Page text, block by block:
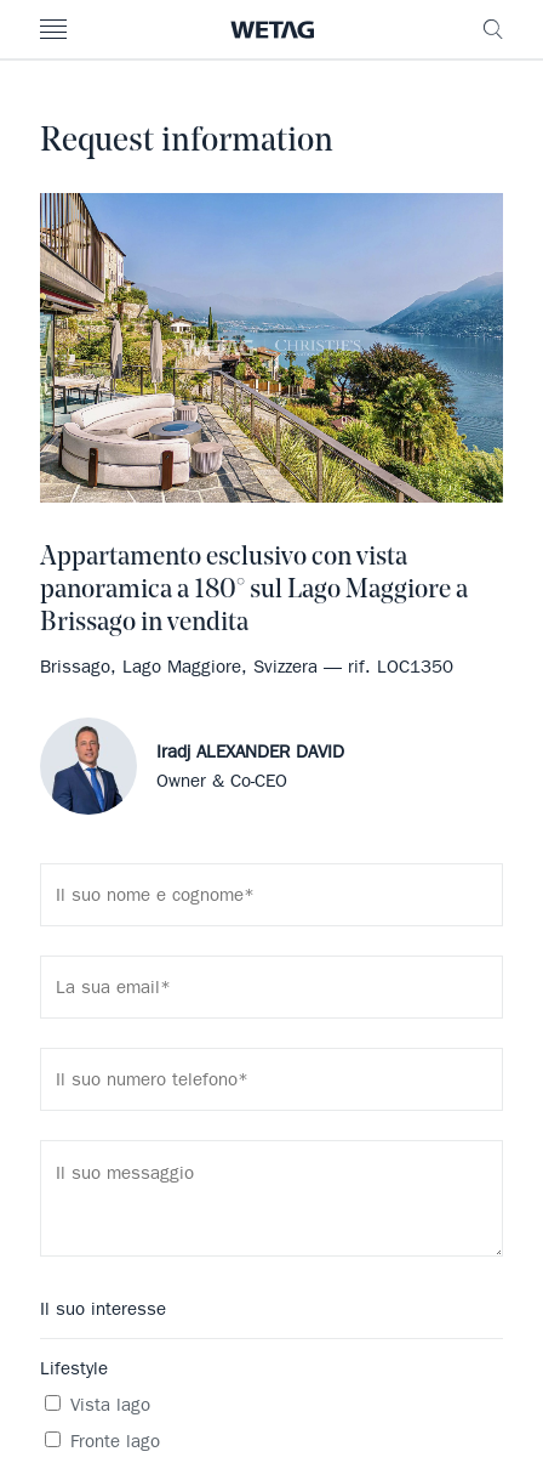
MENU
Request information
Appartamento esclusivo con vista
panoramica a 180° sul Lago Maggiore a
Brissago in vendita
Brissago, Lago Maggiore, Svizzera — rif. LOC1350
Iradj ALEXANDER DAVID
Owner & Co-CEO
Il suo interesse
Lifestyle
Vista lago
Fronte lago